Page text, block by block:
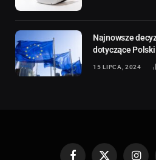
Najnowsze
dotyczące Polski
15 LIPCA, 2024